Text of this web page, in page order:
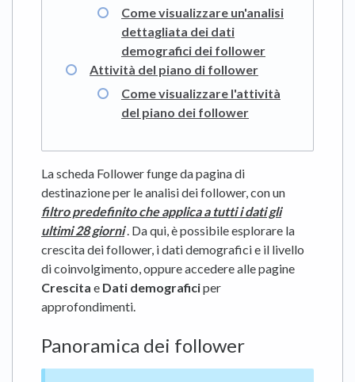
Come visualizzare un'analisi
dettagliata dei dati
demografici dei follower
Attività del piano di follower
Come visualizzare l'attività
del piano dei follower
La scheda Follower funge da pagina di
destinazione per le analisi dei follower, con un
filtro predefinito che applica a tutti i dati gli
ultimi 28 giorni. Da qui, è possibile esplorare la
crescita dei follower, i dati demografici e il livello
di coinvolgimento, oppure accedere alle pagine
Crescita e Dati demograficiper
approfondimenti.
Panoramica dei follower